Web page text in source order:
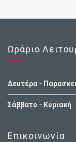
Ωράριο
Δευτέρα -
Σάββατο - Κυριακή
Επικοινωνία